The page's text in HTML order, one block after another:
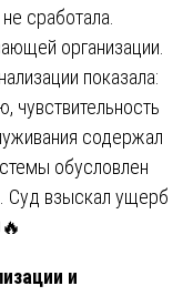
сработала.
организации.
показала:
чувствительность
содержал
обусловлен
Суд взыскал ущерб
и